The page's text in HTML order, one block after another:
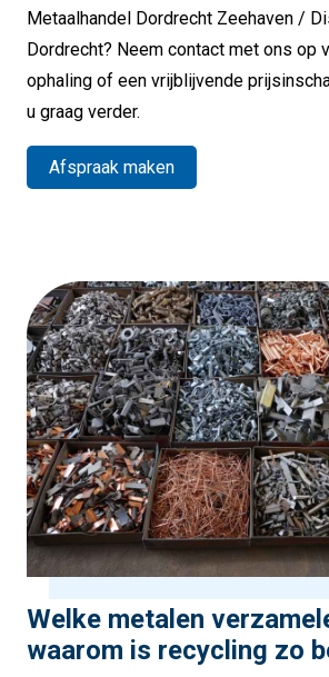
Metaalhandel Dordrecht Zeehaven /
Dordrecht? Neem contact met ons op
ophaling of een vrijblijvende
u graag verder.
Afspraak maken
Welke metalen
waarom is recycling zo